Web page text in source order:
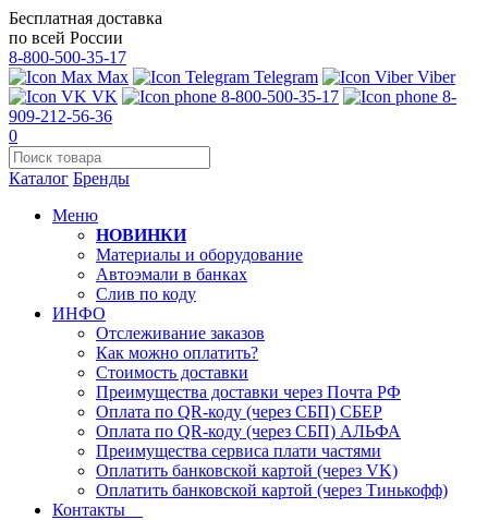
Бесплатная доставка
по всей России
8-800-500-35-17
Max
Telegram
Viber
VK
8-800-500-35-17
8-
909-212-56-36
0
Каталог Бренды
Меню
НОВИНКИ
Материалы и оборудование
Автоэмали в банках
Слив по коду
ИНФО
Отслеживание заказов
Как можно оплатить?
Стоимость доставки
Преимущества доставки через Почта РФ
Оплата по QR-коду (через СБП) СБЕР
Оплата по QR-коду (через СБП) АЛЬФА
Преимущества сервиса плати частями
Оплатить банковской картой (через VK)
Оплатить банковской картой (через Тинькофф)
Контакты